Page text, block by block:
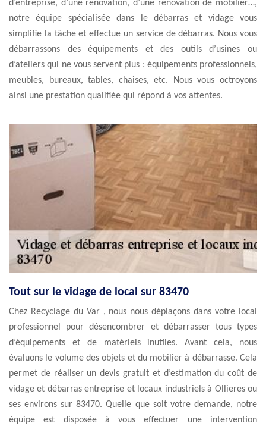
d’entreprise, d’une rénovation, d’une rénovation de mobilier…,
notre équipe spécialisée dans le débarras et vidage vous
simplifie la tâche et effectue un service de débarras. Nous vous
débarrassons des équipements et des outils d’usines ou
d’ateliers qui ne vous servent plus : équipements professionnels,
meubles, bureaux, tables, chaises, etc. Nous vous octroyons
ainsi une prestation qualifiée qui répond à vos attentes.
Tout sur le vidage de local sur 83470
Chez Recyclage du Var , nous nous déplaçons dans votre local
professionnel pour désencombrer et débarrasser tous types
d’équipements et de matériels inutiles. Avant cela, nous
évaluons le volume des objets et du mobilier à débarrasse. Cela
permet de réaliser un devis gratuit et d’estimation du coût de
vidage et débarras entreprise et locaux industriels à Ollieres ou
ses environs sur 83470. Quelle que soit votre demande, notre
équipe est disposée à vous effectuer une intervention